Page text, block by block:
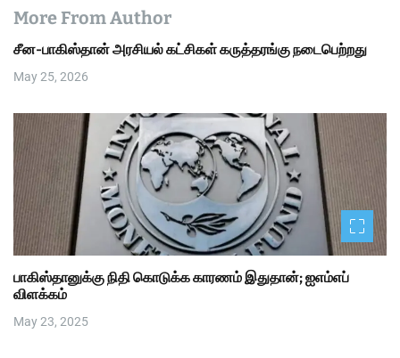
More From Author
சீன-பாகிஸ்தான் அரசியல் கட்சிகள் கருத்தரங்கு நடைபெற்றது
May 25, 2026
பாகிஸ்தானுக்கு நிதி கொடுக்க காரணம் இதுதான்; ஐஎம்எப்
விளக்கம்
May 23, 2025